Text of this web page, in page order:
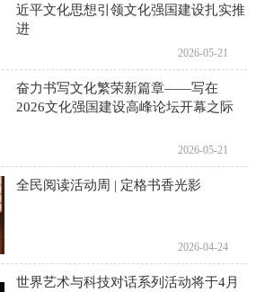
近平文化思想引领文化强国建设扎实推
进
2026-05-21
奋力书写文化繁荣新篇章——写在
2026文化强国建设高峰论坛开幕之际
2026-05-21
全民阅读活动周 | 定格书香光影
2026-04-24
世界艺术与科技对话系列活动将于4月